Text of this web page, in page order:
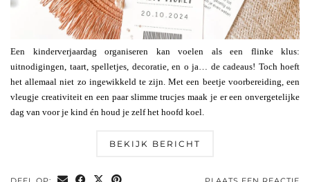
Een kinderverjaardag organiseren kan voelen als een flinke klus:
uitnodigingen, taart, spelletjes, decoratie, en o ja… de cadeaus! Toch hoeft
het allemaal niet zo ingewikkeld te zijn. Met een beetje voorbereiding, een
vleugje creativiteit en een paar slimme trucjes maak je er een onvergetelijke
dag van voor je kind én houd je zelf het hoofd koel.
BEKIJK BERICHT